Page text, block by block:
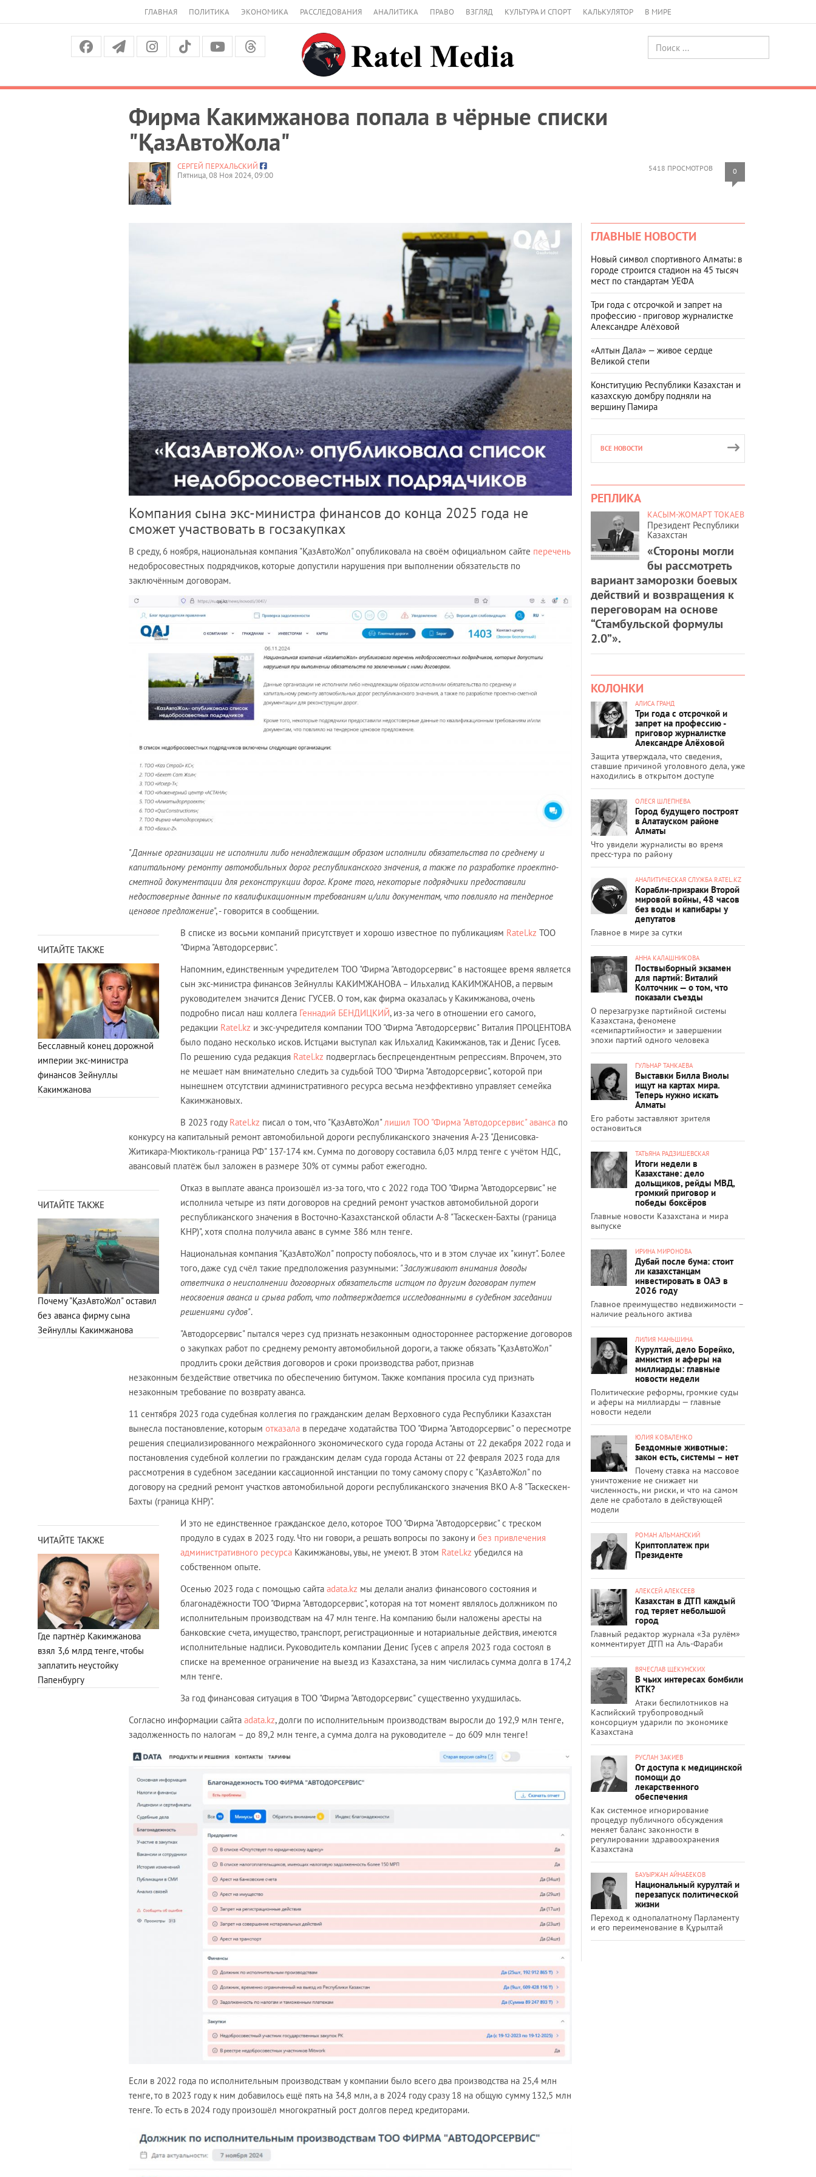
ГЛАВНАЯ ПОЛИТИКА ЭКОНОМИКА РАССЛЕДОВАНИЯ АНАЛИТИКА ПРАВО ВЗГЛЯД КУЛЬТУРА И СПОРТ КАЛЬКУЛЯТОР В МИРЕ
Фирма Какимжанова попала в чёрные списки
"ҚазАвтоЖола"
5418 ПРОСМОТРОВ 0
СЕРГЕЙ ПЕРХАЛЬСКИЙ
Пятница, 08 Ноя 2024, 09:00
Компания сына экс-министра финансов до конца 2025 года не
сможет участвовать в госзакупках
В среду, 6 ноября, национальная компания "ҚазАвтоЖол" опубликовала на своём официальном сайте перечень
недобросовестных подрядчиков, которые допустили нарушения при выполнении обязательств по
заключённым договорам.
"Данные организации не исполнили либо ненадлежащим образом исполнили обязательства по среднему и
капитальному ремонту автомобильных дорог республиканского значения, а также по разработке проектно-
сметной документации для реконструкции дорог. Кроме того, некоторые подрядчики предоставили
недостоверные данные по квалификационным требованиям и/или документам, что повлияло на тендерное
ценовое предложение", - говорится в сообщении.
ЧИТАЙТЕ ТАКЖЕ
Бесславный конец дорожной
империи экс-министра
финансов Зейнуллы
Какимжанова
В списке из восьми компаний присутствует и хорошо известное по публикациям Ratel.kz ТОО
"Фирма "Автодорсервис".
Напомним, единственным учредителем ТОО "Фирма "Автодорсервис" в настоящее время является
сын экс-министра финансов Зейнуллы КАКИМЖАНОВА – Ильхалид КАКИМЖАНОВ, а первым
руководителем значится Денис ГУСЕВ. О том, как фирма оказалась у Какимжанова, очень
подробно писал наш коллега Геннадий БЕНДИЦКИЙ, из-за чего в отношении его самого,
редакции Ratel.kz и экс-учредителя компании ТОО "Фирма "Автодорсервис" Виталия ПРОЦЕНТОВА
было подано несколько исков. Истцами выступал как Ильхалид Какимжанов, так и Денис Гусев.
По решению суда редакция Ratel.kz подверглась беспрецендентным репрессиям. Впрочем, это
не мешает нам внимательно следить за судьбой ТОО "Фирма "Автодорсервис", которой при
нынешнем отсутствии административного ресурса весьма неэффективно управляет семейка
Какимжановых.
В 2023 году Ratel.kz писал о том, что "ҚазАвтоЖол"лишил ТОО "Фирма "Автодорсервис" аванса по
конкурсу на капитальный ремонт автомобильной дороги республиканского значения А-23 "Денисовка-
Житикара-Мюктиколь-граница РФ" 137-174 км. Сумма по договору составила 6,03 млрд тенге с учётом НДС,
авансовый платёж был заложен в размере 30% от суммы работ ежегодно.
ЧИТАЙТЕ ТАКЖЕ
Почему "ҚазАвтоЖол" оставил
без аванса фирму сына
Зейнуллы Какимжанова
Отказ в выплате аванса произошёл из-за того, что с 2022 года ТОО "Фирма "Автодорсервис" не
исполнила четыре из пяти договоров на средний ремонт участков автомобильной дороги
республиканского значения в Восточно-Казахстанской области А-8 "Таскескен-Бахты (граница
КНР)", хотя сполна получила аванс в сумме 386 млн тенге.
Национальная компания "ҚазАвтоЖол" попросту побоялось, что и в этом случае их "кинут". Более
того, даже суд счёл такие предположения разумными: "Заслуживают внимания доводы
ответчика о неисполнении договорных обязательств истцом по другим договорам путем
неосвоения аванса и срыва работ, что подтверждается исследованными в судебном заседании
решениями судов".
"Автодорсервис" пытался через суд признать незаконным одностороннее расторжение договоров
о закупках работ по среднему ремонту автомобильной дороги, а также обязать "ҚазАвтоЖол"
продлить сроки действия договоров и сроки производства работ, признав
незаконным бездействие ответчика по обеспечению битумом. Также компания просила суд признать
незаконным требование по возврату аванса.
11 сентября 2023 года судебная коллегия по гражданским делам Верховного суда Республики Казахстан
вынесла постановление, которым отказала в передаче ходатайства ТОО "Фирма "Автодорсервис" о пересмотре
решения специализированного межрайонного экономического суда города Астаны от 22 декабря 2022 года и
постановления судебной коллегии по гражданским делам суда города Астаны от 22 февраля 2023 года для
рассмотрения в судебном заседании кассационной инстанции по тому самому спору с "ҚазАвтоЖол" по
договору на средний ремонт участков автомобильной дороги республиканского значения ВКО А-8 "Таскескен-
Бахты (граница КНР)".
ЧИТАЙТЕ ТАКЖЕ
Где партнёр Какимжанова
взял 3,6 млрд тенге, чтобы
заплатить неустойку
Папенбургу
И это не единственное гражданское дело, которое ТОО "Фирма "Автодорсервис" с треском
продуло в судах в 2023 году. Что ни говори, а решать вопросы по закону и без привлечения
административного ресурса Какимжановы, увы, не умеют. В этом Ratel.kz убедился на
собственном опыте.
Осенью 2023 года с помощью сайта adata.kz мы делали анализ финансового состояния и
благонадёжности ТОО "Фирма "Автодорсервис", которая на тот момент являлось должником по
исполнительным производствам на 47 млн тенге. На компанию были наложены аресты на
банковские счета, имущество, транспорт, регистрационные и нотариальные действия, имеются
исполнительные надписи. Руководитель компании Денис Гусев с апреля 2023 года состоял в
списке на временное ограничение на выезд из Казахстана, за ним числилась сумма долга в 174,2
млн тенге.
За год финансовая ситуация в ТОО "Фирма "Автодорсервис" существенно ухудшилась.
Согласно информации сайта adata.kz, долги по исполнительным производствам выросли до 192,9 млн тенге,
задолженность по налогам – до 89,2 млн тенге, а сумма долга на руководителе – до 609 млн тенге!
Если в 2022 года по исполнительным производствам у компании было всего два производства на 25,4 млн
тенге, то в 2023 году к ним добавилось ещё пять на 34,8 млн, а в 2024 году сразу 18 на общую сумму 132,5 млн
тенге. То есть в 2024 году произошёл многократный рост долгов перед кредиторами.
ГЛАВНЫЕ НОВОСТИ
Новый символ спортивного Алматы: в
городе строится стадион на 45 тысяч
мест по стандартам УЕФА
Три года с отсрочкой и запрет на
профессию - приговор журналистке
Александре Алёховой
«Алтын Дала» — живое сердце
Великой степи
Конституцию Республики Казахстан и
казахскую домбру подняли на
вершину Памира
ВСЕ НОВОСТИ
РЕПЛИКА
КАСЫМ-ЖОМАРТ ТОКАЕВ
Президент Республики
Казахстан
«Стороны могли
бы рассмотреть
вариант заморозки боевых
действий и возвращения к
переговорам на основе
“Стамбульской формулы
2.0”».
КОЛОНКИ
АЛИСА ГРАНД
Три года с отсрочкой и
запрет на профессию -
приговор журналистке
Александре Алёховой
Защита утверждала, что сведения,
ставшие причиной уголовного дела, уже
находились в открытом доступе
ОЛЕСЯ ШЛЕПНЕВА
Город будущего построят
в Алатауском районе
Алматы
Что увидели журналисты во время
пресс-тура по району
АНАЛИТИЧЕСКАЯ СЛУЖБА RATEL.KZ
Корабли-призраки Второй
мировой войны, 48 часов
без воды и капибары у
депутатов
Главное в мире за сутки
АННА КАЛАШНИКОВА
Поствыборный экзамен
для партий: Виталий
Колточник — о том, что
показали съезды
О перезагрузке партийной системы
Казахстана, феномене
«семипартийности» и завершении
эпохи партий одного человека
ГУЛЬНАР ТАНКАЕВА
Выставки Билла Виолы
ищут на картах мира.
Теперь нужно искать
Алматы
Его работы заставляют зрителя
остановиться
ТАТЬЯНА РАДЗИШЕВСКАЯ
Итоги недели в
Казахстане: дело
дольщиков, рейды МВД,
громкий приговор и
победы боксёров
Главные новости Казахстана и мира
выпуске
ИРИНА МИРОНОВА
Дубай после бума: стоит
ли казахстанцам
инвестировать в ОАЭ в
2026 году
Главное преимущество недвижимости –
наличие реального актива
ЛИЛИЯ МАНЬШИНА
Курултай, дело Борейко,
амнистия и аферы на
миллиарды: главные
новости недели
Политические реформы, громкие суды
и аферы на миллиарды — главные
новости недели
ЮЛИЯ КОВАЛЕНКО
Бездомные животные:
закон есть, системы – нет
Почему ставка на массовое
уничтожение не снижает ни
численность, ни риски, и что на самом
деле не сработало в действующей
модели
РОМАН АЛЬМАНСКИЙ
Криптоплатеж при
Президенте
АЛЕКСЕЙ АЛЕКСЕЕВ
Казахстан в ДТП каждый
год теряет небольшой
город
Главный редактор журнала «За рулём»
комментирует ДТП на Аль-Фараби
ВЯЧЕСЛАВ ЩЕКУНСКИХ
В чьих интересах бомбили
КТК?
Атаки беспилотников на
Каспийский трубопроводный
консорциум ударили по экономике
Казахстана
РУСЛАН ЗАКИЕВ
От доступа к медицинской
помощи до
лекарственного
обеспечения
Как системное игнорирование
процедур публичного обсуждения
меняет баланс законности в
регулировании здравоохранения
Казахстана
БАУЫРЖАН АЙНАБЕКОВ
Национальный курултай и
перезапуск политической
жизни
Переход к однопалатному Парламенту
и его переименование в Құрылтай